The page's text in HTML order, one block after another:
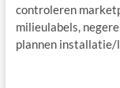
controleren
milieulabels,
plannen installatie/